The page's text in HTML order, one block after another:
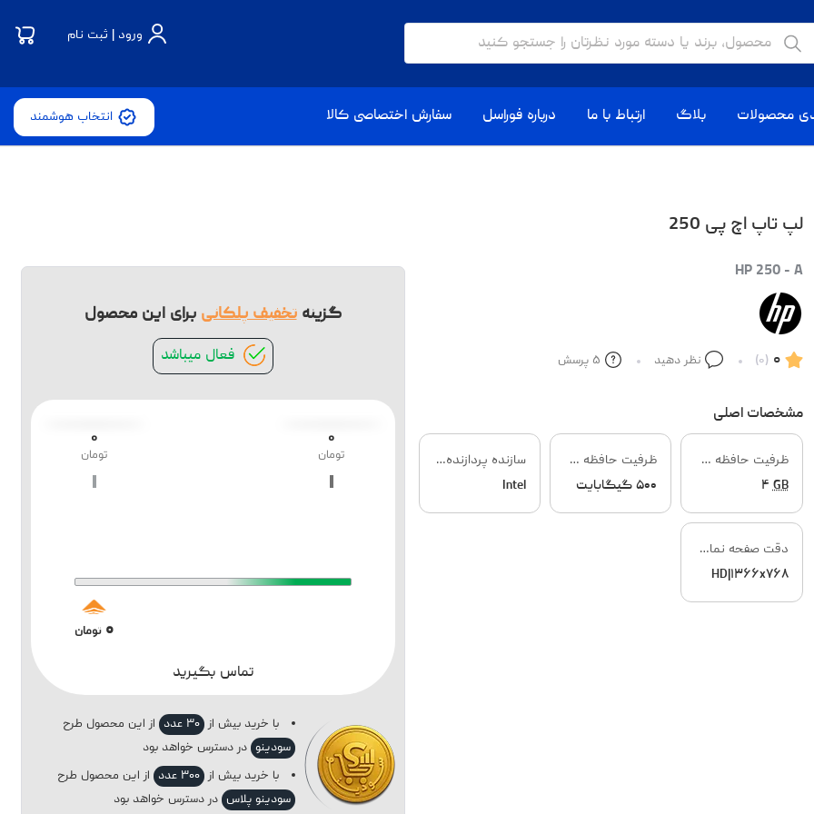
ورود | ثبت نام
محصولات بلاگ ارتباط با ما درباره فوراسل سفارش اختصاصی کالا انتخاب هوشمند
لپ تاپ اچ پی 250
HP 250 - A
۰ (۰) نظر دهید ۵ پرسش
مشخصات اصلی
ظرفیت حافظه RAM
۴GB
ظرفیت حافظه داخلی
۵۰۰ گیگابایت
سازنده پردازنده گرافیکی
Intel
دقت صفحه نمایش
HD|۱۳۶۶x۷۶۸
گزینهتخفیف پلکانی برای این محصول
فعال میباشد
۰
تومان
۰
تومان
۰ تومان
تماس بگیرید
با خرید بیش از ۳۰ عدد
از این محصول طرح
سودینو در دسترس خواهد بود
با خرید بیش از ۳۰۰ عدد
از این محصول طرح
سودینو پلاس در دسترس خواهد بود